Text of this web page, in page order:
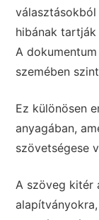
hibának
A
szemében
Ez különösen
anyagában,
szövetségese
A szöveg kitér